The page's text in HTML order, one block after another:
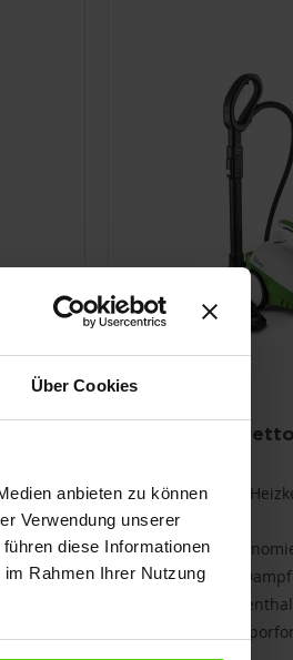
Über Cookies
anbieten zu können
Verwendung unserer
diese Informationen
Rahmen Ihrer Nutzung
zu
Polti
Hochdruck-
3,5 bar
einstellbarer
9 Zubehör
Bodendüse